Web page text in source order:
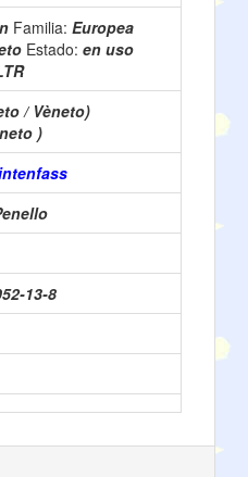
Familia: Europea
Estado: en uso
/ Vèneto)
)
13-8